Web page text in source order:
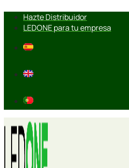
contenido
Hazte Distribuidor
LEDONE para tu empresa